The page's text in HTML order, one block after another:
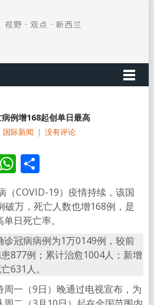
例增168起创单日最高
国际新闻 | 没有评论
WhatsApp
分
享
（COVID-19）疫情持续，该国
破万，死亡人数也增168例，是
日死亡率。
冠病病例为1万0149例，较前
877例；累计治愈1004人；新增
631人。
一（9日）晚通过电视宣布，为